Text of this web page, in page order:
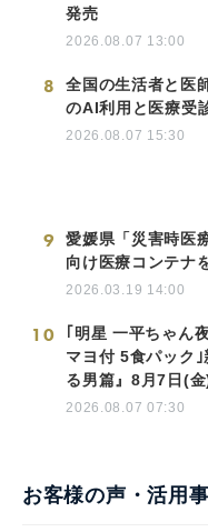
発売
2026.08.07 13:00
8
全国の生活者と医
のAI利用と医療受
2026.08.07 15:30
9
愛媛県「災害時医
向け医療コンテナ
2026.03.19 14:00
10
｢明星 一平ちゃん
マヨ付 5食パック
る男篇』8月7日(
2026.08.07 07:30
お客様の声・活用